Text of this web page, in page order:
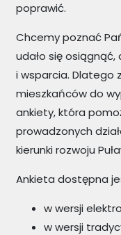
poprawić.
Chcemy poznać
udało się
i wsparcia. Dlatego
mieszkańców do
ankiety, która
prowadzonych
kierunki rozwoju
Ankieta dostępna
w wersji
w wersji